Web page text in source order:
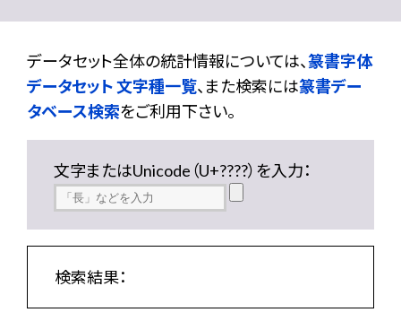
データセット全体の統計情報については、篆書字体
データセット 文字種一覧、また検索には篆書デー
タベース検索をご利用下さい。
文字またはUnicode（U+????）を入力：
検索結果：